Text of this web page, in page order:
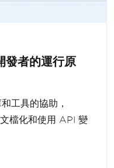
者的運行原
工具的協助，
檔化和使用 API 變